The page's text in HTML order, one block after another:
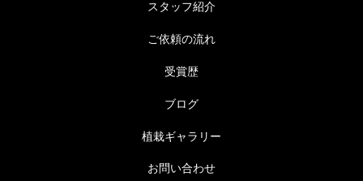
スタッフ紹介
ご依頼の流れ
受賞歴
ブログ
植栽ギャラリー
お問い合わせ